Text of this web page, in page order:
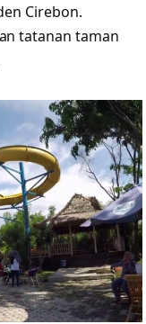
Cirebon.
tatanan taman